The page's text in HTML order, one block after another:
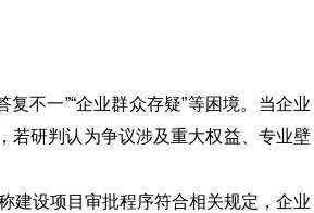
不一”“企业群众存疑”等困境。当企业
若研判认为争议涉及重大权益、专业壁
建设项目审批程序符合相关规定，企业